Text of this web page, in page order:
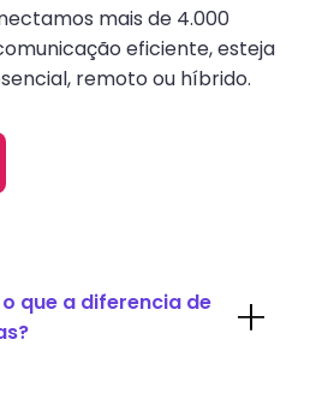
mais de 4.000
eficiente, esteja
remoto ou híbrido.
que a diferencia de